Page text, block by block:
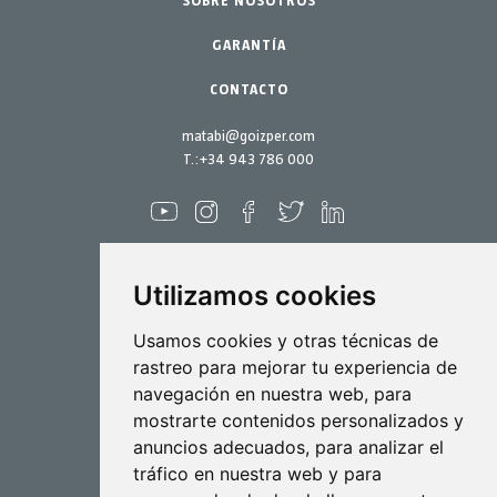
Utilizamos cookies
Usamos cookies y otras técnicas de
rastreo para mejorar tu experiencia de
navegación en nuestra web, para
mostrarte contenidos personalizados y
anuncios adecuados, para analizar el
tráfico en nuestra web y para
matabi@goizper.com
T.:+34 943 786 000
Pulverización
Biotecnología
Industrial
Kits mantenimiento
GARANTÍA
CONTACTO
Antigua, 4